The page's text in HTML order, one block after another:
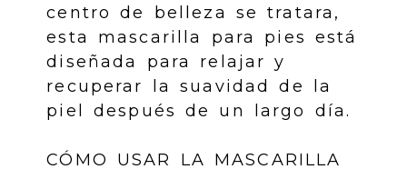
centro de belleza se tratara,
esta mascarilla para pies está
diseñada para relajar y
recuperar la suavidad de la
piel después de un largo día.
CÓMO USAR LA MASCARILLA